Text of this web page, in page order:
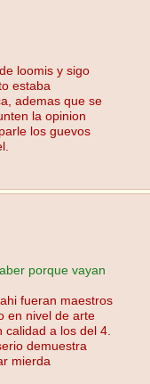
loomis y sigo
estaba
ademas que se
la opinion
los guevos
porque vayan
fueran maestros
en nivel de arte
a los del 4.
demuestra
mierda